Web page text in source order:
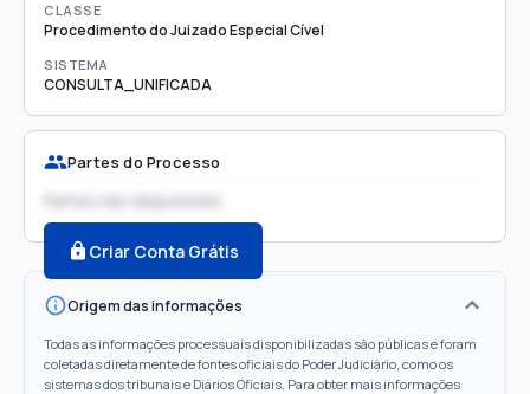
CLASSE
Procedimento do Juizado Especial Cível
SISTEMA
CONSULTA_UNIFICADA
Partes do Processo
Partes não disponíveis
Criar Conta Grátis
Origem das informações
Todas as informações processuais disponibilizadas são públicas e foram
coletadas diretamente de fontes oficiais do Poder Judiciário, como os
sistemas dos tribunais e Diários Oficiais. Para obter mais informações